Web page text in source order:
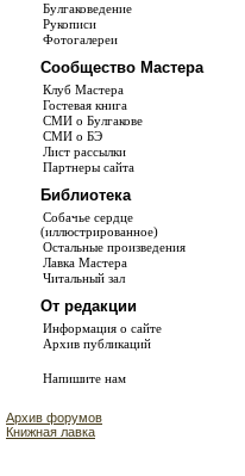
Булгаковедение
Рукописи
Фотогалереи
Сообщество Мастера
Клуб Мастера
Гостевая книга
СМИ о Булгакове
СМИ о БЭ
Лист рассылки
Партнеры сайта
Библиотека
Собачье сердце
(иллюстрированное)
Остальные произведения
Лавка Мастера
Читальный зал
От редакции
Информация о сайте
Архив публикаций
Напишите нам
Архив форумов
Книжная лавка